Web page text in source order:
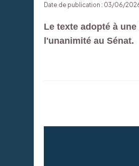
Date de publication : 03/06/2026
Le texte adopté à
l'unanimité au Sénat.